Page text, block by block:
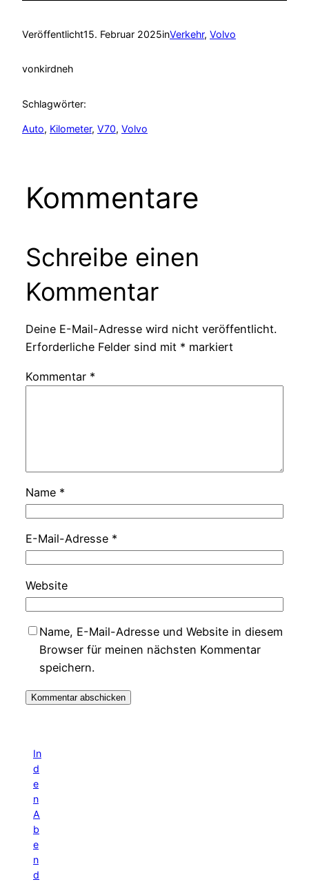
Veröffentlicht15. Februar 2025inVerkehr, Volvo
vonkirdneh
Schlagwörter:
Auto, Kilometer, V70, Volvo
Kommentare
Schreibe einen
Kommentar
Deine E-Mail-Adresse wird nicht veröffentlicht.
Erforderliche Felder sind mit * markiert
Kommentar *
Name *
E-Mail-Adresse *
Website
Name, E-Mail-Adresse und Website in diesem
Browser für meinen nächsten Kommentar
speichern.
In
d
e
n
A
b
e
n
d